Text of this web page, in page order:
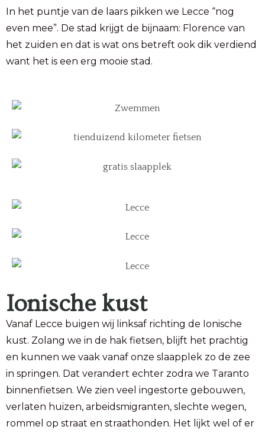
In het puntje van de laars pikken we Lecce “nog
even mee”. De stad krijgt de bijnaam: Florence van
het zuiden en dat is wat ons betreft ook dik verdiend
want het is een erg mooie stad.
Ionische kust
Vanaf Lecce buigen wij linksaf richting de Ionische
kust. Zolang we in de hak fietsen, blijft het prachtig
en kunnen we vaak vanaf onze slaapplek zo de zee
in springen. Dat verandert echter zodra we Taranto
binnenfietsen. We zien veel ingestorte gebouwen,
verlaten huizen, arbeidsmigranten, slechte wegen,
rommel op straat en straathonden. Het lijkt wel of er